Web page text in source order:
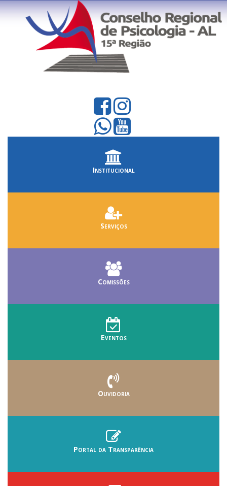
Institucional
Serviços
Comissões
Eventos
Ouvidoria
Portal da Transparência